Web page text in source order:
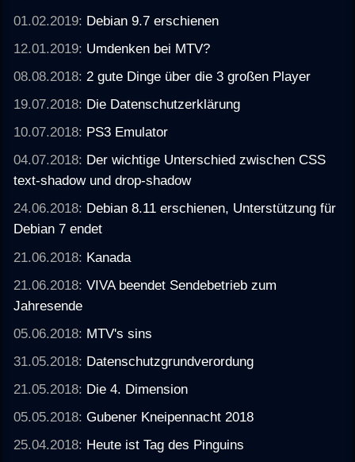
01.02.2019: Debian 9.7 erschienen
12.01.2019: Umdenken bei MTV?
08.08.2018: 2 gute Dinge über die 3 großen Player
19.07.2018: Die Datenschutzerklärung
10.07.2018: PS3 Emulator
04.07.2018: Der wichtige Unterschied zwischen CSS
text-shadow und drop-shadow
24.06.2018: Debian 8.11 erschienen, Unterstützung für
Debian 7 endet
21.06.2018: Kanada
21.06.2018:VIVA beendet Sendebetrieb zum
Jahresende
05.06.2018: MTV's sins
31.05.2018: Datenschutzgrundverordung
21.05.2018: Die 4. Dimension
05.05.2018:Gubener Kneipennacht 2018
25.04.2018: Heute ist Tag des Pinguins